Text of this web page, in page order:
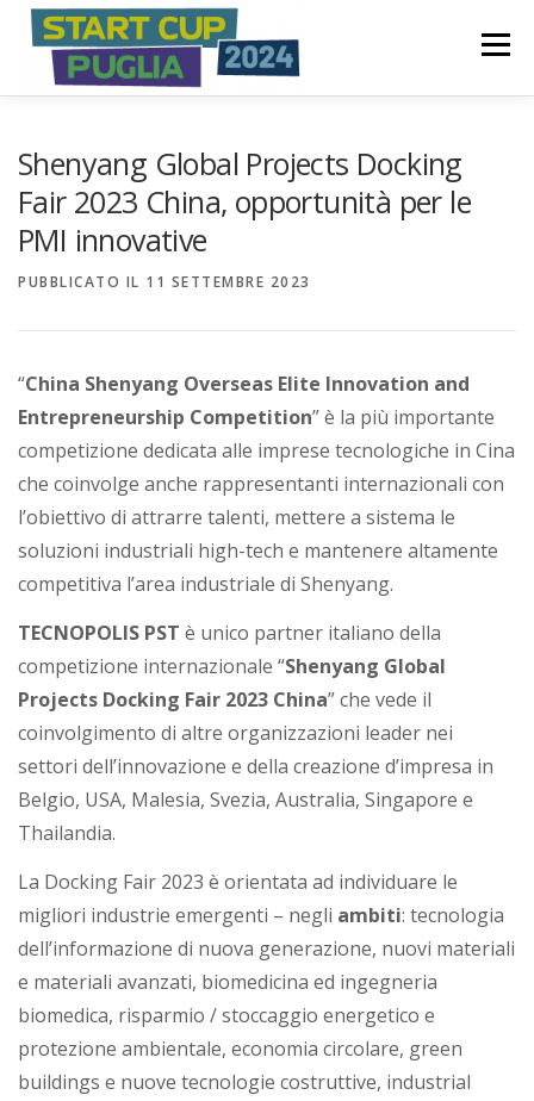
Passa
contenuto
a
C
u
P
u
g
a
Menù
PREMI COMITATO PROMOTORE
Shenyang Global Projects Docking
Fair 2023 China, opportunità per le
PMI innovative
PUBBLICATO IL 11 SETTEMBRE 2023
“China Shenyang Overseas Elite Innovation and
Entrepreneurship Competition” è la più importante
competizione dedicata alle imprese tecnologiche in Cina
che coinvolge anche rappresentanti internazionali con
l’obiettivo di attrarre talenti, mettere a sistema le
soluzioni industriali high-tech e mantenere altamente
competitiva l’area industriale di Shenyang.
TECNOPOLIS PST è unico partner italiano della
competizione internazionale “Shenyang Global
Projects Docking Fair 2023 China” che vede il
coinvolgimento di altre organizzazioni leader nei
settori dell’innovazione e della creazione d’impresa in
Belgio, USA, Malesia, Svezia, Australia, Singapore e
Thailandia.
La Docking Fair 2023 è orientata ad individuare le
migliori industrie emergenti – negli ambiti: tecnologia
dell’informazione di nuova generazione, nuovi materiali
e materiali avanzati, biomedicina ed ingegneria
biomedica, risparmio / stoccaggio energetico e
protezione ambientale, economia circolare, green
buildings e nuove tecnologie costruttive, industrial